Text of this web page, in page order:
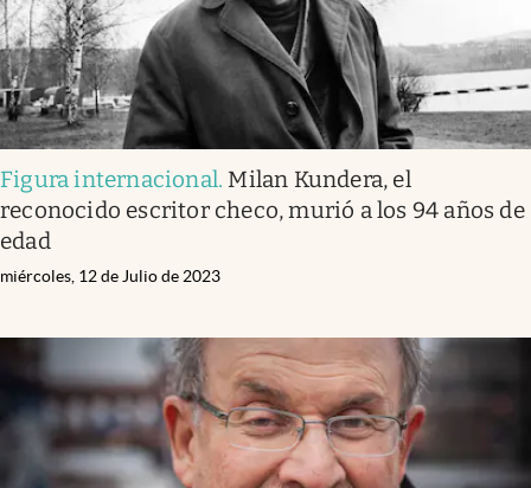
Figura internacional. Milan Kundera, el
reconocido escritor checo, murió a los 94 años de
edad
miércoles, 12 de Julio de 2023